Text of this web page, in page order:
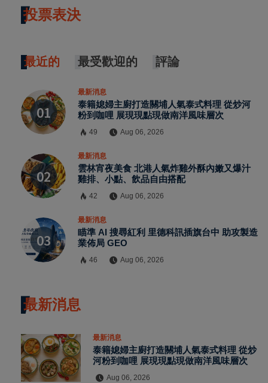
投票表決
最近的 最受歡迎的 評論
最新消息
泰籍媳婦主廚打造關埔人氣泰式料理 從炒河
粉到咖哩 展現現點現做南洋風味層次
49 Aug 06, 2026
最新消息
雲林宵夜美食 北港人氣炸雞外酥內嫩又爆汁
雞排、小點、飲品自由搭配
42 Aug 06, 2026
最新消息
瞄準 AI 搜尋紅利 里德科訊插旗台中 助攻製造
業佈局 GEO
46 Aug 06, 2026
最新消息
最新消息
泰籍媳婦主廚打造關埔人氣泰式料理 從炒
河粉到咖哩 展現現點現做南洋風味層次
Aug 06, 2026